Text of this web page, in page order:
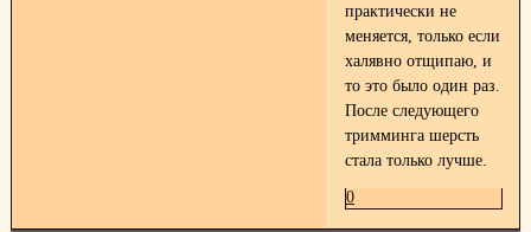
практически не
меняется, только если
халявно отщипаю, и
то это было один раз.
После следующего
тримминга шерсть
стала только лучше.
0